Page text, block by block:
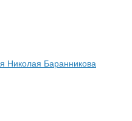
Николая Баранникова